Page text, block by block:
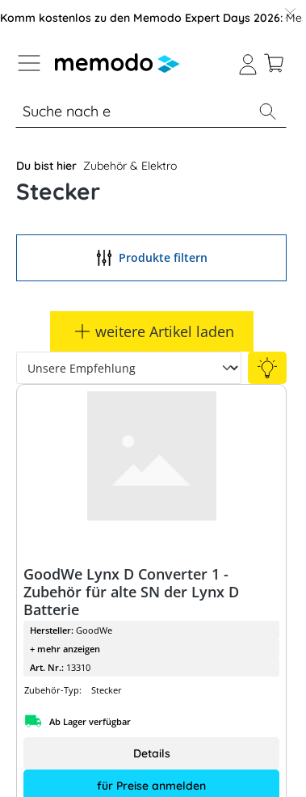
der B2B-Plattform springen
Komm kostenlos zu den Memodo Expert Days 2026:
% Sale Module Wechselrichter
Du bist hier Zubehör & Elektro
Stecker
Produkte filtern
weitere Artikel laden
GoodWe Lynx D Converter 1 -
Zubehör für alte SN der Lynx D
Batterie
Hersteller: GoodWe
+ mehr anzeigen
Art. Nr.: 13310
Zubehör-Typ:
Stecker
Ab Lager verfügbar
für Preise anmelden
Details